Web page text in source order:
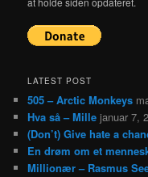
LATEST POST
505 – Arctic Monkeys
Hva så – Mille januar 7,
(Don’t) Give hate a
En drøm om et
Millionær – Rasmus